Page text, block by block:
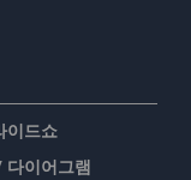
이드쇼
다이어그램